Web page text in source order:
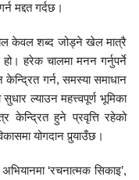
मद्दत गर्दछ।
केवल शब्द जोड्ने खेल मात्रै
हरेक चालमा मनन गर्नुपर्ने
गर्न, समस्या समाधान
ल्याउन महत्त्वपूर्ण भूमिका
केन्द्रित हुने प्रवृत्ति रहेको
योगदान पुर्‍याउँछ।
‘रचनात्मक सिकाइ’,